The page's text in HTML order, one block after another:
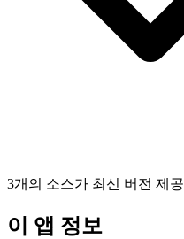
3개의 소스가 최신 버전 제공
이 앱 정보